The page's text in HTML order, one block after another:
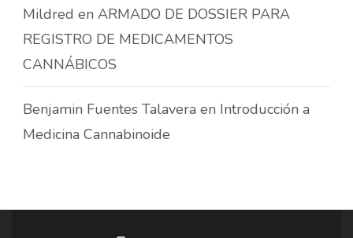
Mildred en ARMADO DE DOSSIER PARA
REGISTRO DE MEDICAMENTOS
CANNÁBICOS
Benjamin Fuentes Talavera en Introducción a
Medicina Cannabinoide